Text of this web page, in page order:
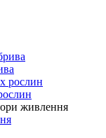
живлення